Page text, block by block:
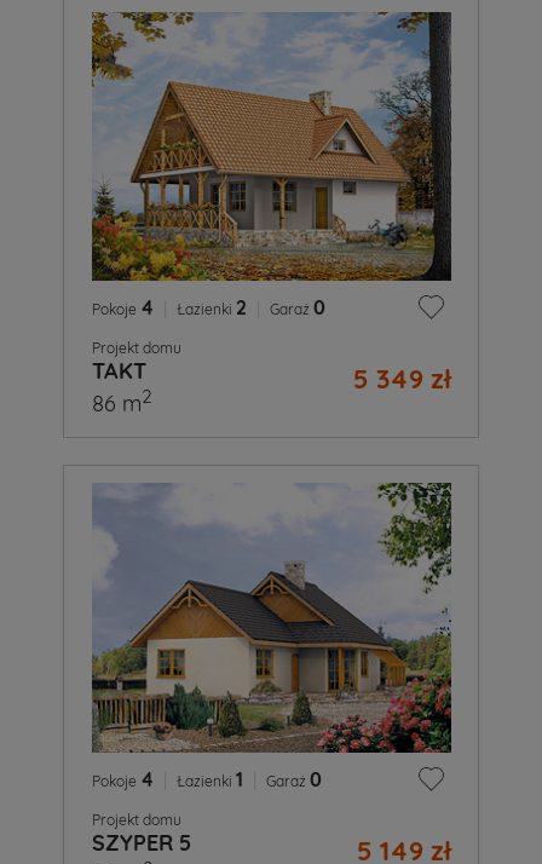
Pokoje 4 Łazienki 2 Garaż 0
Projekt domu
TAKT 5 349 zł
86 m2
Pokoje 4 Łazienki 1 Garaż 0
Projekt domu
SZYPER 5 5 149 zł